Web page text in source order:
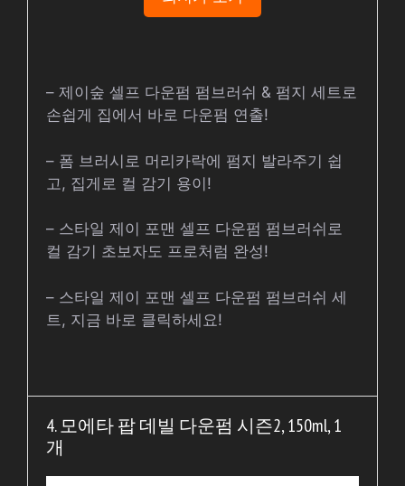
– 제이숲 셀프 다운펌 펌브러쉬 & 펌지 세트로
손쉽게 집에서 바로 다운펌 연출!
– 폼 브러시로 머리카락에 펌지 발라주기 쉽
고, 집게로 컬 감기 용이!
– 스타일 제이 포맨 셀프 다운펌 펌브러쉬로
컬 감기 초보자도 프로처럼 완성!
– 스타일 제이 포맨 셀프 다운펌 펌브러쉬 세
트, 지금 바로 클릭하세요!
4. 모에타 팝 데빌 다운펌 시즌2, 150ml, 1
개